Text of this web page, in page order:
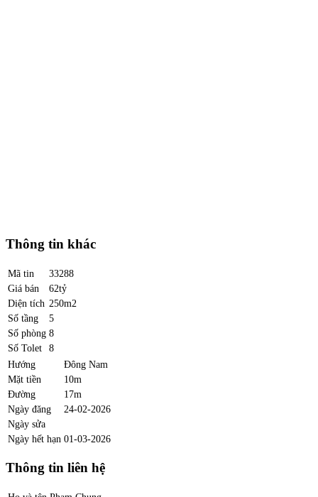
Thông tin khác
Mã tin
33288
Giá bán
62tỷ
Diện tích 250m2
Số tầng
5
Số phòng 8
Số Tolet
8
Hướng
Đông Nam
Mặt tiền
10m
Đường
17m
Ngày đăng
24-02-2026
Ngày sửa
Ngày hết hạn 01-03-2026
Thông tin liên hệ